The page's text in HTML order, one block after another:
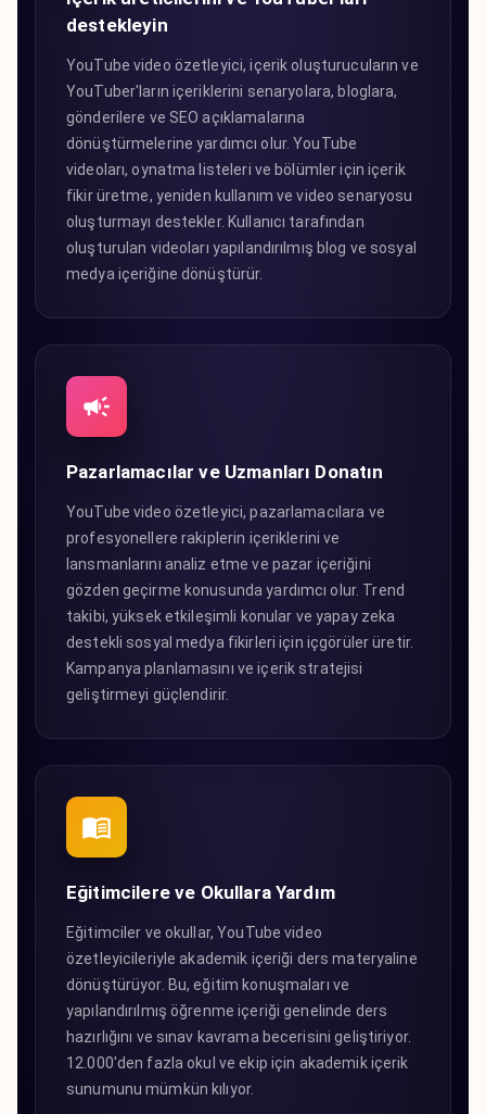
destekleyin
YouTube video özetleyici, içerik oluşturucuların ve
YouTuber'ların içeriklerini senaryolara, bloglara,
gönderilere ve SEO açıklamalarına
dönüştürmelerine yardımcı olur. YouTube
videoları, oynatma listeleri ve bölümler için içerik
fikir üretme, yeniden kullanım ve video senaryosu
oluşturmayı destekler. Kullanıcı tarafından
oluşturulan videoları yapılandırılmış blog ve sosyal
medya içeriğine dönüştürür.
Pazarlamacılar ve Uzmanları Donatın
YouTube video özetleyici, pazarlamacılara ve
profesyonellere rakiplerin içeriklerini ve
lansmanlarını analiz etme ve pazar içeriğini
gözden geçirme konusunda yardımcı olur. Trend
takibi, yüksek etkileşimli konular ve yapay zeka
destekli sosyal medya fikirleri için içgörüler üretir.
Kampanya planlamasını ve içerik stratejisi
geliştirmeyi güçlendirir.
Eğitimcilere ve Okullara Yardım
Eğitimciler ve okullar, YouTube video
özetleyicileriyle akademik içeriği ders materyaline
dönüştürüyor. Bu, eğitim konuşmaları ve
yapılandırılmış öğrenme içeriği genelinde ders
hazırlığını ve sınav kavrama becerisini geliştiriyor.
12.000'den fazla okul ve ekip için akademik içerik
sunumunu mümkün kılıyor.